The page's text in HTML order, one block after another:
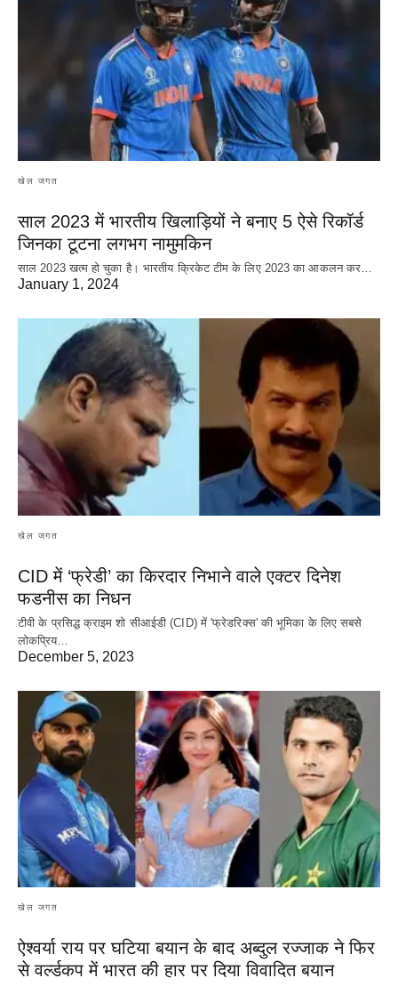
खेल जगत
साल 2023 में भारतीय खिलाड़ियों ने बनाए 5 ऐसे रिकॉर्ड
जिनका टूटना लगभग नामुमकिन
साल 2023 खत्म हो चुका है। भारतीय क्रिकेट‌ टीम के लिए 2023 का आकलन कर…
January 1, 2024
खेल जगत
CID में ‘फ्रेडी’ का किरदार निभाने वाले एक्टर दिनेश
फडनीस का निधन
टीवी के प्रसिद्ध क्राइम शो सीआईडी (CID) में 'फ्रेडरिक्स' की भूमिका के लिए सबसे
लोकप्रिय…
December 5, 2023
खेल जगत
ऐश्वर्या राय पर‌ घटिया बयान के बाद अब्दुल रज्जाक ने फिर
से वर्ल्डकप में भारत की हार पर दिया विवादित बयान